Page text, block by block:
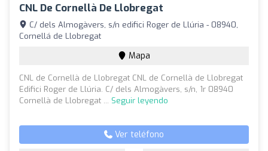
CNL De Cornellà De Llobregat
C/ dels Almogàvers, s/n edifici Roger de Llúria - 08940,
Cornellá de Llobregat
Mapa
CNL de Cornellà de Llobregat CNL de Cornellà de Llobregat
Edifici Roger de Llúria. C/ dels Almogàvers, s/n, 1r 08940
Cornellà de Llobregat ... Seguir leyendo
Ver teléfono